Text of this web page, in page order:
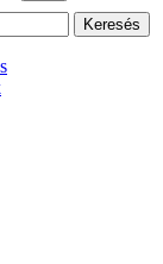
Keresés